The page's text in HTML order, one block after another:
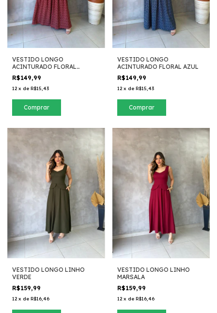
VESTIDO LONGO
ACINTURADO FLORAL
MARSALA
R$149,99
12 x de R$15,43
Comprar
VESTIDO LONGO
ACINTURADO FLORAL AZUL
R$149,99
12 x de R$15,43
Comprar
VESTIDO LONGO LINHO
VERDE
R$159,99
12 x de R$16,46
VESTIDO LONGO LINHO
MARSALA
R$159,99
12 x de R$16,46